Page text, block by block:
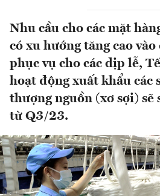
Nhu cầu cho các mặt
có xu hướng tăng cao
phục vụ cho các dịp lễ,
hoạt động xuất khẩu các
thượng nguồn (xơ sợi) sẽ
từ Q3/23.